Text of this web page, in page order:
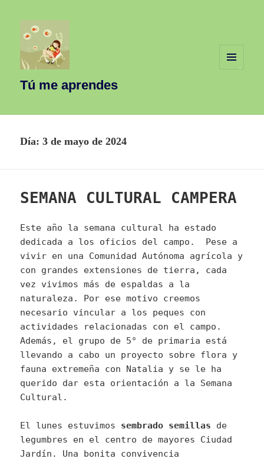
Tú me aprendes
Día:3 de mayo de 2024
SEMANA CULTURAL CAMPERA
Este año la semana cultural ha estado
dedicada a los oficios del campo. Pese a
vivir en una Comunidad Autónoma agrícola y
con grandes extensiones de tierra, cada
vez vivimos más de espaldas a la
naturaleza. Por ese motivo creemos
necesario vincular a los peques con
actividades relacionadas con el campo.
Además, el grupo de 5° de primaria está
llevando a cabo un proyecto sobre flora y
fauna extremeña con Natalia y se le ha
querido dar esta orientación a la Semana
Cultural.
El lunes estuvimos sembrado semillas de
legumbres en el centro de mayores Ciudad
Jardín. Una bonita convivencia